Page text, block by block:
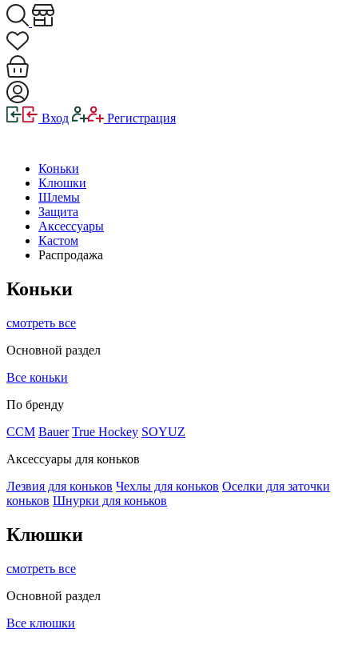
Вход Регистрация
Коньки
Клюшки
Шлемы
Защита
Аксессуары
Кастом
Распродажа
Коньки
смотреть все
Основной раздел
Все коньки
По бренду
ССМ Bauer True Hockey SOYUZ
Аксессуары для коньков
Лезвия для коньков Чехлы для коньков Оселки для заточки
коньков Шнурки для коньков
Клюшки
смотреть все
Основной раздел
Все клюшки